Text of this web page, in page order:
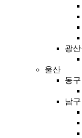
광
울산
동구
남구